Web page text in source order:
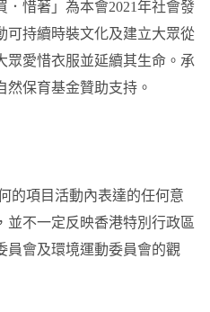
惜著」為本會2021年社會發
可持續時裝文化及建立大眾從
眾愛惜衣服並延續其生命。承
然保育基金贊助支持。
的項目活動內表達的任何意
並不一定反映香港特別行政區
員會及環境運動委員會的觀